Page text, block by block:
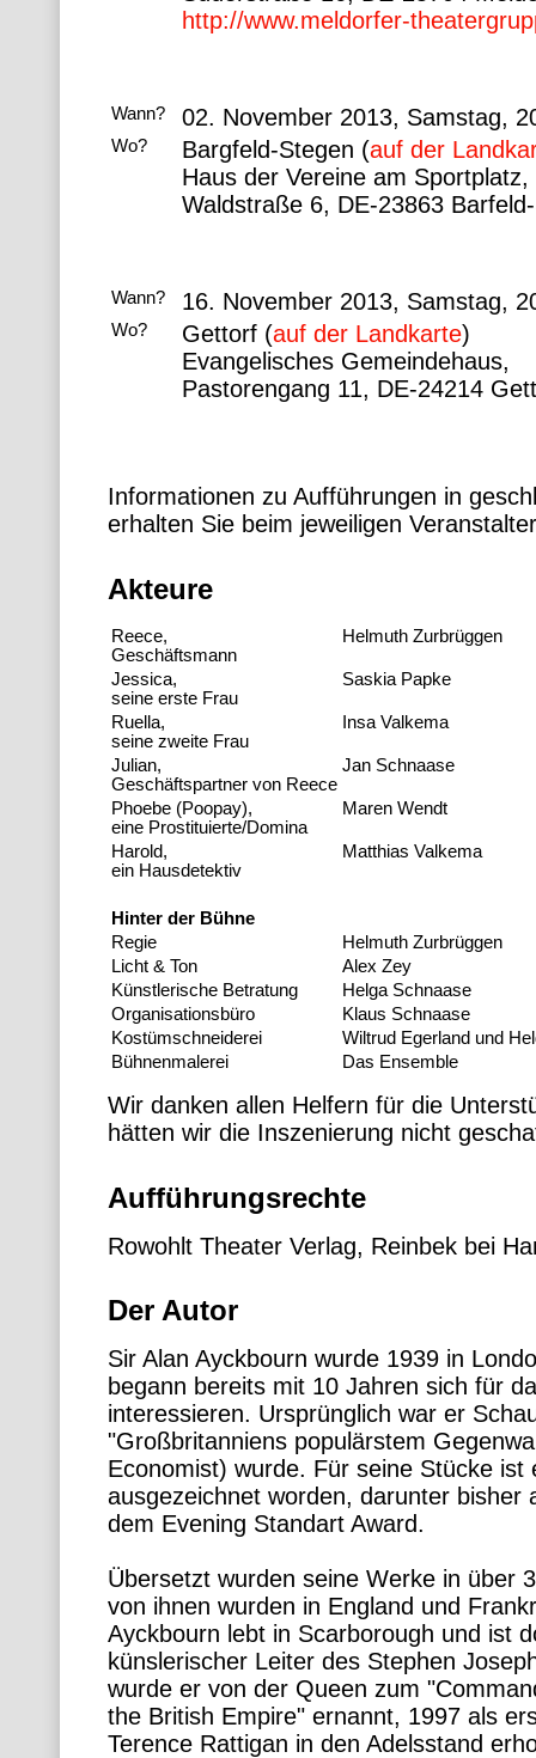
http://www.meldorfer-
Wann? 02. November 2013, Samstag,
Wo? Bargfeld-Stegen (auf der
Haus der Vereine am Sportplatz,
Waldstraße 6, DE-23863
Wann? 16. November 2013, Samstag,
Wo? Gettorf (auf der Landkarte)
Evangelisches Gemeindehaus,
Pastorengang 11, DE-24214
Informationen zu Aufführungen in
erhalten Sie beim jeweiligen
Akteure
Reece,
Geschäftsmann
Helmuth Zurbrüggen
Jessica,
seine erste Frau
Saskia Papke
Ruella,
seine zweite Frau
Insa Valkema
Julian,
Geschäftspartner von Reece
Jan Schnaase
Phoebe (Poopay),
eine Prostituierte/Domina
Maren Wendt
Harold,
ein Hausdetektiv
Matthias Valkema
Hinter der Bühne
Regie
Helmuth Zurbrüggen
Licht & Ton
Alex Zey
Künstlerische Betratung
Helga Schnaase
Organisationsbüro
Klaus Schnaase
Kostümschneiderei
Wiltrud Egerland und
Bühnenmalerei
Das Ensemble
Wir danken allen Helfern für die
hätten wir die Inszenierung nicht
Aufführungsrechte
Rowohlt Theater Verlag, Reinbek bei
Der Autor
Sir Alan Ayckbourn wurde 1939 in
begann bereits mit 10 Jahren sich für
interessieren. Ursprünglich war er
"Großbritanniens populärstem
Economist) wurde. Für seine Stücke ist
ausgezeichnet worden, darunter bisher
dem Evening Standart Award.
Übersetzt wurden seine Werke in über
von ihnen wurden in England und
Ayckbourn lebt in Scarborough und ist
künslerischer Leiter des Stephen
wurde er von der Queen zum
the British Empire" ernannt, 1997 als
Terence Rattigan in den Adelsstand